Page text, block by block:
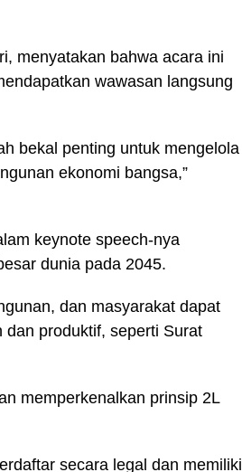
menyatakan bahwa acara ini
wawasan langsung
bekal penting untuk mengelola
ekonomi bangsa,”
keynote speech-nya
dunia pada 2045.
dan masyarakat dapat
produktif, seperti Surat
memperkenalkan prinsip 2L
secara legal dan memiliki